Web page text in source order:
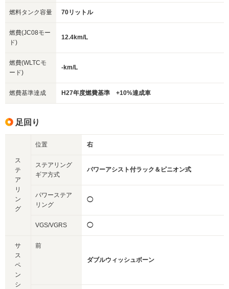
燃料タンク容量 70リットル
燃費(JC08モー
ド)
12.4km/L
燃費(WLTCモ
ード)
-km/L
燃費基準達成 H27年度燃費基準 +10%達成車
足回り
ス
テ
ア
リ
ン
グ
位置 右
ステアリング
ギア方式
パワーアシスト付ラック＆ピニオン式
パワーステア
リング
◯
VGS/VGRS ◯
サ
ス
ペ
ン
シ
前
ダブルウィッシュボーン